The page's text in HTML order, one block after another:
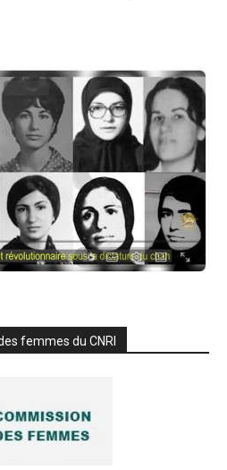
femmes du CNRI